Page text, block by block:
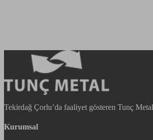
Tekirdağ Çorlu’da faaliyet gösteren Tunç
Kurumsal